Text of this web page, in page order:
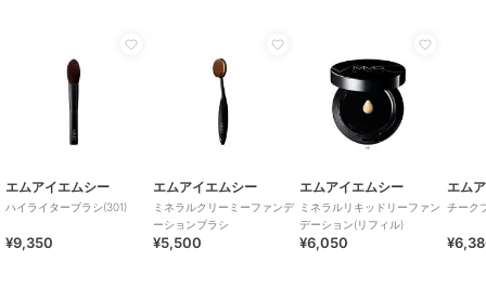
エムアイエムシー
ハイライターブラシ(301)
¥9,350
エムアイエムシー
ミネラルクリーミーファンデ
ーションブラシ
¥5,500
エムアイエムシー
ミネラルリキッドリーファン
デーション(リフィル)
¥6,050
エム
チーク